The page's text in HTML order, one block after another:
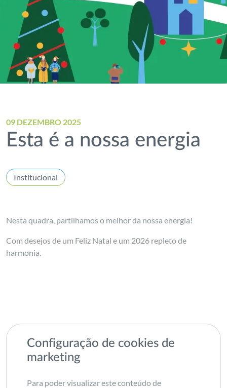
09 DEZEMBRO 2025
Esta é a nossa energia
Institucional
Nesta quadra, partilhamos o melhor da nossa energia!
Com desejos de um Feliz Natal e um 2026 repleto de
harmonia.
Configuração de cookies de
marketing
Para poder visualizar este conteúdo de